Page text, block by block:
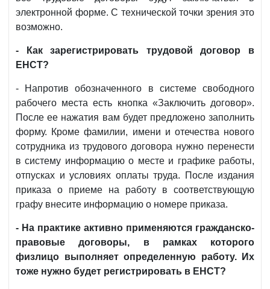
электронной форме. С технической точки зрения это
возможно.
- Как зарегистрировать трудовой договор в
ЕНСТ?
- Напротив обозначенного в системе свободного
рабочего места есть кнопка «Заключить договор».
После ее нажатия вам будет предложено заполнить
форму. Кроме фамилии, имени и отечества нового
сотрудника из трудового договора нужно перенести
в систему информацию о месте и графике работы,
отпусках и условиях оплаты труда. После издания
приказа о приеме на работу в соответствующую
графу внесите информацию о номере приказа.
- На практике активно применяются гражданско-
правовые договоры, в рамках которого
физлицо выполняет определенную работу. Их
тоже нужно будет регистрировать в ЕНСТ?